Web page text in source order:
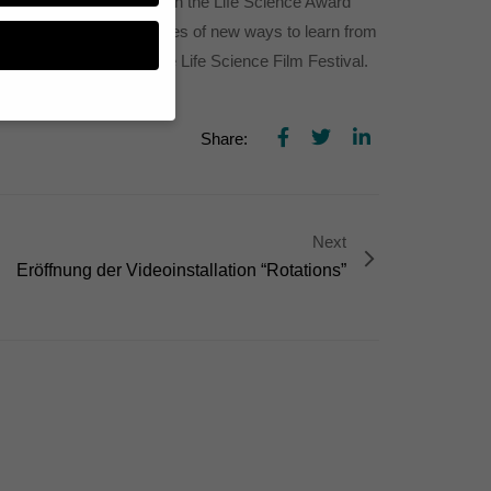
through its “discoveries of new ways to learn from
Republic, as part of the Life Science Film Festival.
Share:
Next
Eröffnung der Videoinstallation “Rotations”
.
Kategorien
erforderlich.